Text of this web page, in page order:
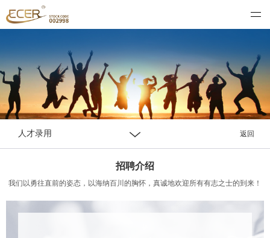
优彩环保资源科技股份有限公司
人才录用 返回
招聘介绍
我们以勇往直前的姿态，以海纳百川的胸怀，真诚地欢迎所有有志之士的到来！